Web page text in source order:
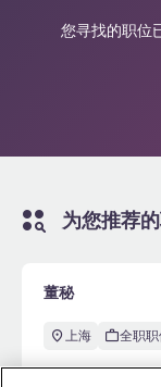
您寻找的职位
为您推荐
董秘
上海 全职职